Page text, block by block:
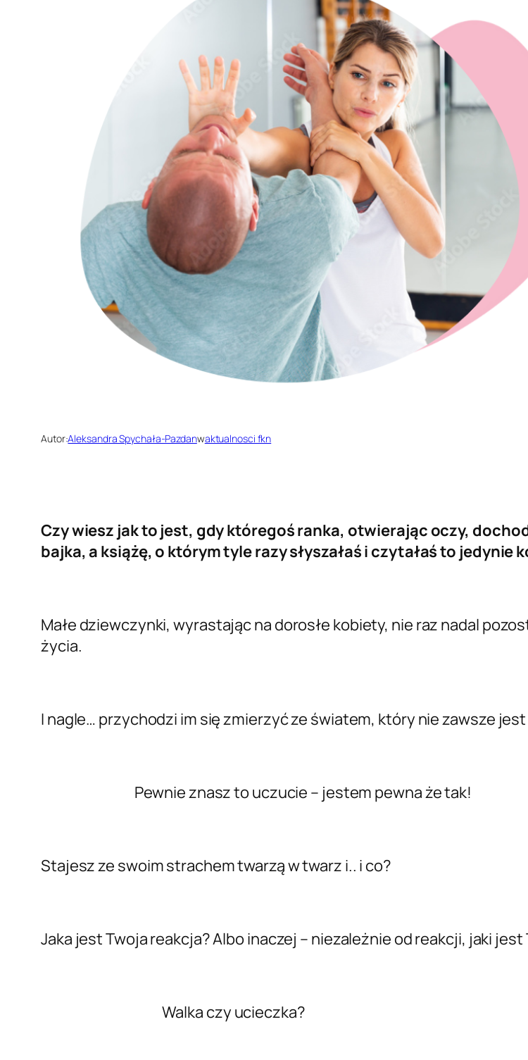
Autor:Aleksandra Spychała-Pazdanwaktualnosci fkn
Czy wiesz jak to jest, gdy któregoś ranka, otwierając oczy,
bajka, a książę, o którym tyle razy słyszałaś i czytałaś to jedynie
Małe dziewczynki, wyrastając na dorosłe kobiety, nie raz nadal
życia.
I nagle… przychodzi im się zmierzyć ze światem, który nie zawsze
Pewnie znasz to uczucie – jestem pewna że tak!
Stajesz ze swoim strachem twarzą w twarz i.. i co?
Jaka jest Twoja reakcja? Albo inaczej – niezależnie od reakcji, jaki jest
Walka czy ucieczka?